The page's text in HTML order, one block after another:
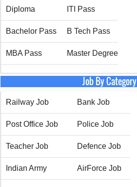
Diploma ITI Pass
Bachelor Pass B Tech Pass
MBA Pass Master Degree
Job By Category
Railway Job Bank Job
Post Office Job Police Job
Teacher Job Defence Job
Indian Army AirForce Job